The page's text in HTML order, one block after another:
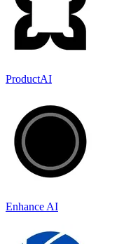
ProductAI
Enhance AI